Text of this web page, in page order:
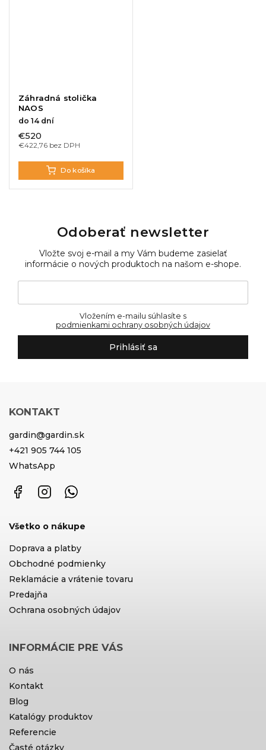
Záhradná stolička
NAOS
do 14 dní
€422,76 bez DPH
€520
Do košíka
Odoberať newsletter
Vložte svoj e-mail a my Vám budeme zasielať
informácie o nových produktoch na našom e-shope.
podmienkami ochrany osobných údajov
Prihlásiť sa
KONTAKT
gardin@gardin.sk
+421 905 744 105
WhatsApp
FacebookInstagram
Všetko o nákupe
Doprava a platby
Obchodné podmienky
Reklamácie a vrátenie tovaru
Predajňa
Ochrana osobných údajov
INFORMÁCIE PRE VÁS
O nás
Kontakt
Blog
Katalógy produktov
Referencie
Časté otázky